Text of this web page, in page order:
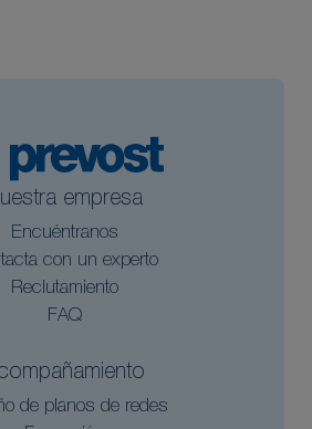
empresa
Encuéntranos
con un experto
Reclutamiento
FAQ
de planos de redes